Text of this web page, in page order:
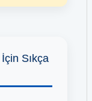
Sıkça